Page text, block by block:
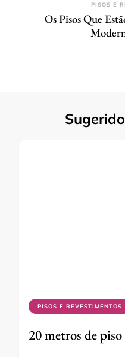
PISOS E
Os Pisos Que
PISOS E REVESTIMENTOS
20 metros de piso